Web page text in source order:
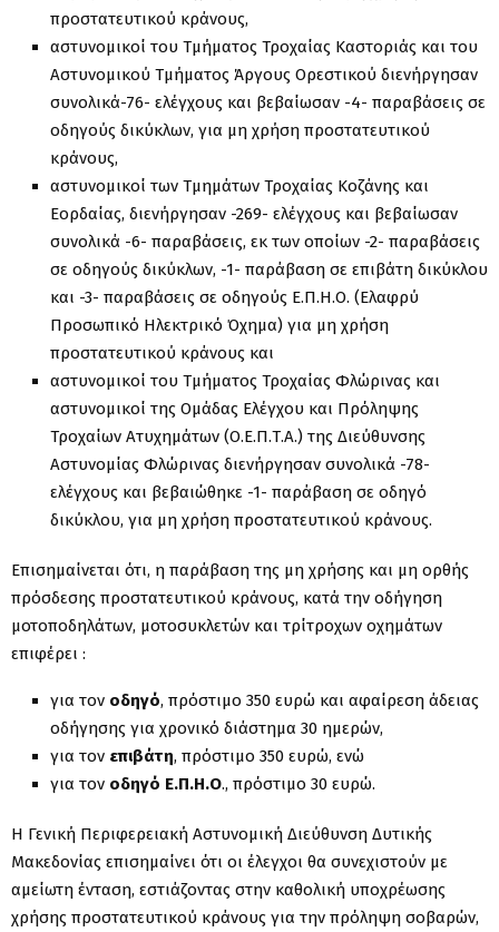
προστατευτικού κράνους,
αστυνομικοί του Τμήματος Τροχαίας Καστοριάς και του
Αστυνομικού Τμήματος Άργους Ορεστικού διενήργησαν
συνολικά-76- ελέγχους και βεβαίωσαν -4- παραβάσεις σε
οδηγούς δικύκλων, για μη χρήση προστατευτικού
κράνους,
αστυνομικοί των Τμημάτων Τροχαίας Κοζάνης και
Εορδαίας, διενήργησαν -269- ελέγχους και βεβαίωσαν
συνολικά -6- παραβάσεις, εκ των οποίων -2- παραβάσεις
σε οδηγούς δικύκλων, -1- παράβαση σε επιβάτη δικύκλου
και -3- παραβάσεις σε οδηγούς Ε.Π.Η.Ο. (Ελαφρύ
Προσωπικό Ηλεκτρικό Όχημα) για μη χρήση
προστατευτικού κράνους και
αστυνομικοί του Τμήματος Τροχαίας Φλώρινας και
αστυνομικοί της Ομάδας Ελέγχου και Πρόληψης
Τροχαίων Ατυχημάτων (Ο.Ε.Π.Τ.Α.) της Διεύθυνσης
Αστυνομίας Φλώρινας διενήργησαν συνολικά -78-
ελέγχους και βεβαιώθηκε -1- παράβαση σε οδηγό
δικύκλου, για μη χρήση προστατευτικού κράνους.
Επισημαίνεται ότι, η παράβαση της μη χρήσης και μη ορθής
πρόσδεσης προστατευτικού κράνους, κατά την οδήγηση
μοτοποδηλάτων, μοτοσυκλετών και τρίτροχων οχημάτων
επιφέρει :
για τον οδηγό, πρόστιμο 350 ευρώ και αφαίρεση άδειας
οδήγησης για χρονικό διάστημα 30 ημερών,
για τον επιβάτη, πρόστιμο 350 ευρώ, ενώ
για τον οδηγό Ε.Π.Η.Ο., πρόστιμο 30 ευρώ.
Η Γενική Περιφερειακή Αστυνομική Διεύθυνση Δυτικής
Μακεδονίας επισημαίνει ότι οι έλεγχοι θα συνεχιστούν με
αμείωτη ένταση, εστιάζοντας στην καθολική υποχρέωσης
χρήσης προστατευτικού κράνους για την πρόληψη σοβαρών,